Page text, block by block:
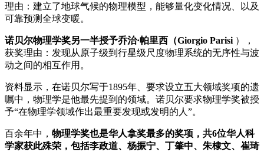
理由：建立了地球气候的物理模型，能够量化变化情况、以及
可靠预测全球变暖。
诺贝尔物理学奖另一半授予乔治·帕里西（Giorgio Parisi ），
获奖理由：发现从原子级到行星级尺度物理系统的无序性与波
动之间的相互作用。
资料显示，在诺贝尔写于1895年、要求设立五大领域奖项的遗
嘱中，物理学是他最先提到的领域。诺贝尔要求物理学奖被授
予“在物理学领域作出最重要发现或发明的人”。
百余年中， 物理学奖也是华人拿奖最多的奖项，共6位华人科
学家获此殊荣，包括李政道、杨振宁、丁肇中、朱棣文、崔琦